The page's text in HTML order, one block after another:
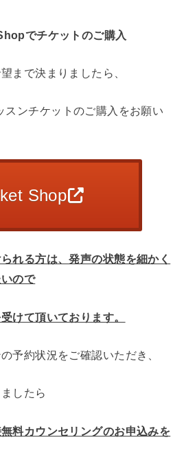
でチケットのご購入
まで決まりましたら、
スンチケットのご購入をお願い
Shop
れる方は、発声の状態を細かく
ので
けて頂いております。
予約状況をご確認いただき、
したら
料カウンセリングのお申込みを